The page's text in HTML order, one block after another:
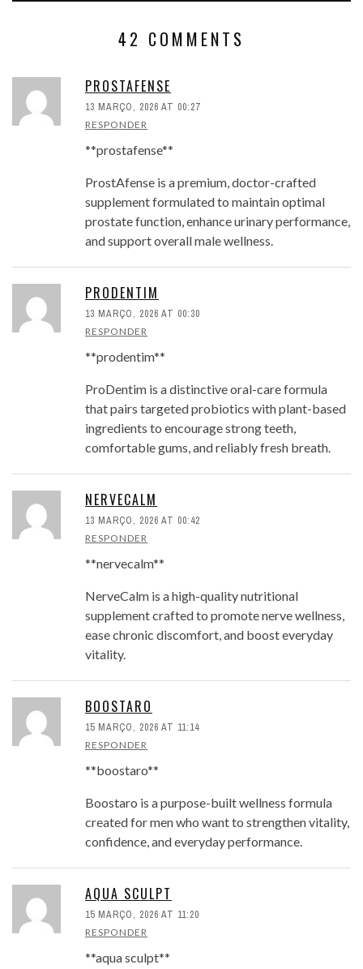
42 COMMENTS
PROSTAFENSE
13 MARÇO, 2026 AT 00:27
RESPONDER
**prostafense**
ProstAfense is a premium, doctor-crafted
supplement formulated to maintain optimal
prostate function, enhance urinary performance,
and support overall male wellness.
PRODENTIM
13 MARÇO, 2026 AT 00:30
RESPONDER
**prodentim**
ProDentim is a distinctive oral-care formula
that pairs targeted probiotics with plant-based
ingredients to encourage strong teeth,
comfortable gums, and reliably fresh breath.
NERVECALM
13 MARÇO, 2026 AT 00:42
RESPONDER
**nervecalm**
NerveCalm is a high-quality nutritional
supplement crafted to promote nerve wellness,
ease chronic discomfort, and boost everyday
vitality.
BOOSTARO
15 MARÇO, 2026 AT 11:14
RESPONDER
**boostaro**
Boostaro is a purpose-built wellness formula
created for men who want to strengthen vitality,
confidence, and everyday performance.
AQUA SCULPT
15 MARÇO, 2026 AT 11:20
RESPONDER
**aqua sculpt**